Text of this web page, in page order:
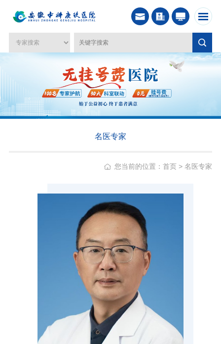
名医专家
您当前的位置：首页 >名医专家